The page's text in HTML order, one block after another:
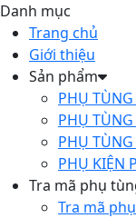
Danh mục
Trang chủ
Giới thiệu
Sản phẩm
PHỤ
PHỤ
PHỤ
PHỤ KIỆN
Tra mã phụ
Tra mã